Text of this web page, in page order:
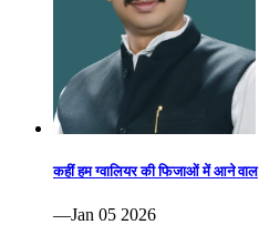
कहीं हम ग्वालियर की फिजाओं में आने वाल
—Jan 05 2026